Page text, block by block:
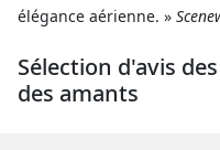
élégance aérienne. »
Sélection d'avis
des amants